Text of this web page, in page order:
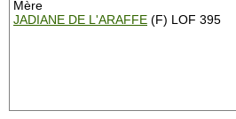
Mère
JADIANE DE L'ARAFFE (F) LOF 395